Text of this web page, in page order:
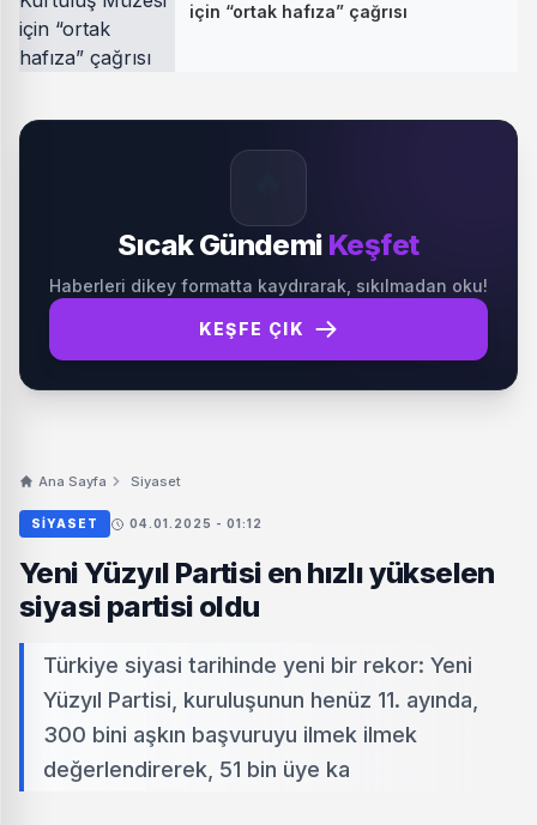
için “ortak hafıza” çağrısı
Sıcak Gündemi Keşfet
Haberleri dikey formatta kaydırarak, sıkılmadan oku!
KEŞFE ÇIK
Ana Sayfa Siyaset
SIYASET 04.01.2025 - 01:12
Yeni Yüzyıl Partisi en hızlı yükselen
siyasi partisi oldu
Türkiye siyasi tarihinde yeni bir rekor: Yeni
Yüzyıl Partisi, kuruluşunun henüz 11. ayında,
300 bini aşkın başvuruyu ilmek ilmek
değerlendirerek, 51 bin üye ka